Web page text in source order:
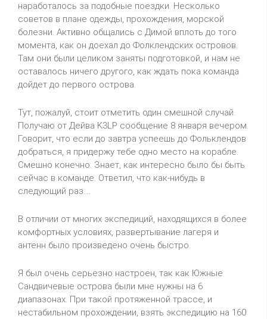
наработалось за подобные поездки. Несколько
советов в плане одежды, прохождения, морской
болезни. Активно общались с Димой вплоть до того
момента, как он доехал до Фолклендских островов.
Там они были целиком заняты подготовкой, и нам не
оставалось ничего другого, как ждать пока команда
дойдет до первого острова.
Тут, пожалуй, стоит отметить один смешной случай.
Получаю от Дейва K3LP сообщение 8 января вечером.
Говорит, что если до завтра успеешь до Фольклендов
добраться, я придержу тебе одно место на корабле.
Смешно конечно. Знает, как интересно было бы быть
сейчас в команде. Ответил, что как-нибудь в
следующий раз....
В отличии от многих экспедиций, находящихся в более
комфортных условиях, развертывание лагеря и
антенн было произведено очень быстро.
Я был очень серьезно настроен, так как Южные
Сандвичевые острова были мне нужны на 6
диапазонах. При такой протяженной трассе, и
нестабильном прохождении, взять экспедицию на 160